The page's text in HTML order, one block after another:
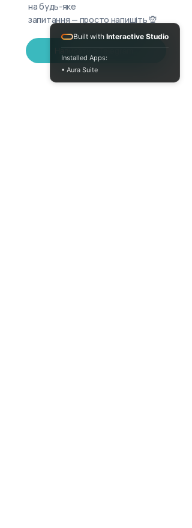
на будь-яке
запитання — просто напишіть 🧝
Написати в Telegram
Built with Interactive Studio
Installed Apps:
• Aura Suite